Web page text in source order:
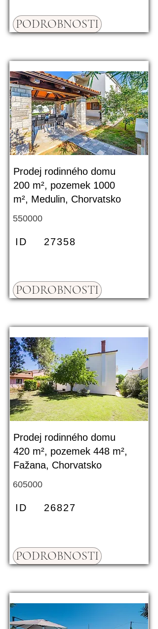
PODROBNOSTI
Prodej rodinného domu
200 m², pozemek 1000
m², Medulin, Chorvatsko
550000
ID 27358
PODROBNOSTI
Prodej rodinného domu
420 m², pozemek 448 m²,
Fažana, Chorvatsko
605000
ID 26827
PODROBNOSTI